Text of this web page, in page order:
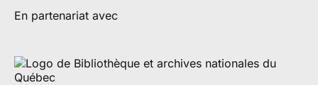
En partenariat avec